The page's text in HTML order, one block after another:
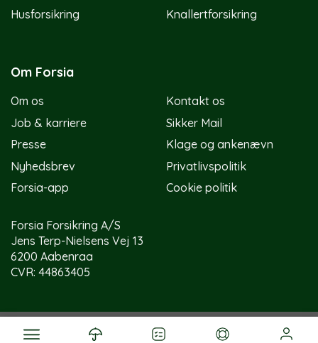
Husforsikring
Knallertforsikring
Om Forsia
Om os
Job & karriere
Presse
Nyhedsbrev
Forsia-app
Kontakt os
Sikker Mail
Klage og ankenævn
Privatlivspolitik
Cookie politik
Forsia Forsikring A/S
Jens Terp-Nielsens Vej 13
6200 Aabenraa
CVR: 44863405